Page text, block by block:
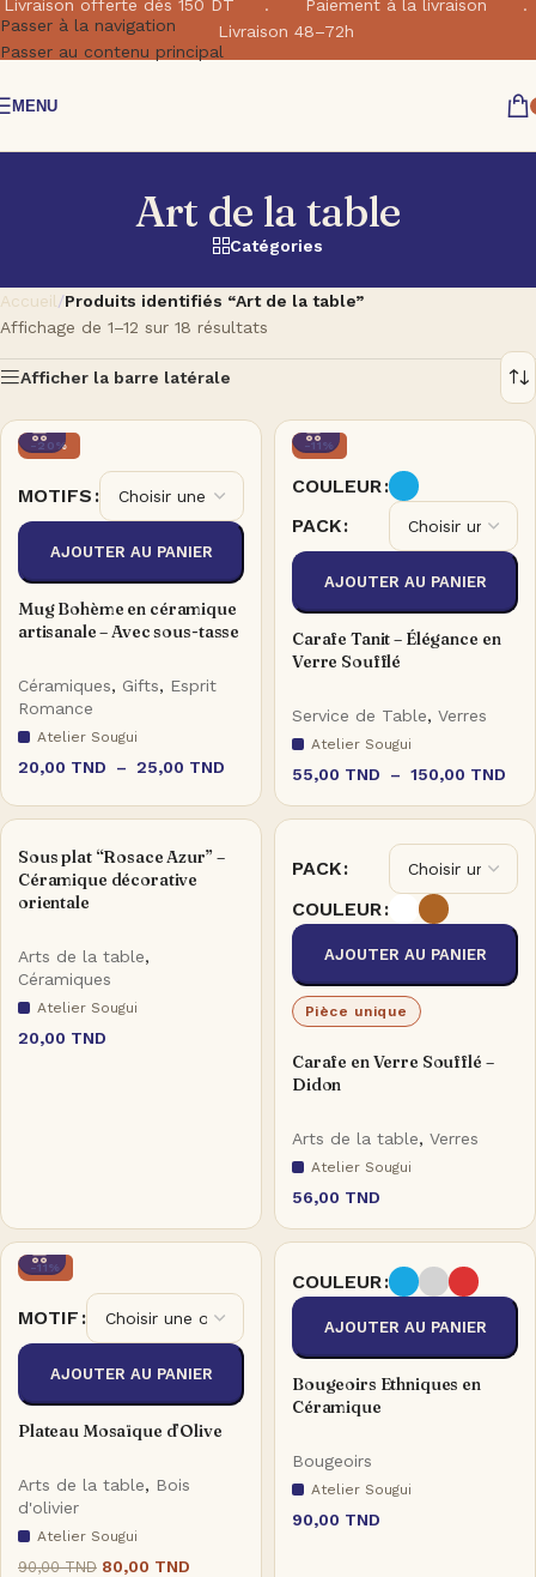
Passer à la navigation
Passer au contenu principal
Livraison offerte dés 150 DT . Paiement à la livraison .
Livraison 48–72h
MENU
Art de la table
Catégories
Accueil/Produits identifiés “Art de la table”
Affichage de 1–12 sur 18 résultats
Afficher la barre latérale
-20%
MOTIFS
AJOUTER AU PANIER
Mug Bohème en céramique
artisanale – Avec sous-tasse
Céramiques, Gifts, Esprit
Romance
Atelier Sougui
20,00 TND – 25,00 TND
-11%
COULEUR
PACK
AJOUTER AU PANIER
Carafe Tanit – Élégance en
Verre Soufflé
Service de Table, Verres
Atelier Sougui
55,00 TND – 150,00 TND
Sous plat “Rosace Azur” –
Céramique décorative
orientale
Arts de la table,
Céramiques
Atelier Sougui
20,00 TND
PACK
COULEUR
AJOUTER AU PANIER
Pièce unique
Carafe en Verre Soufflé –
Didon
Arts de la table, Verres
Atelier Sougui
56,00 TND
-11%
MOTIF
AJOUTER AU PANIER
Plateau Mosaïque d’Olive
Arts de la table, Bois
d'olivier
Atelier Sougui
90,00TND 80,00 TND
COULEUR
AJOUTER AU PANIER
Bougeoirs Ethniques en
Céramique
Bougeoirs
Atelier Sougui
90,00 TND